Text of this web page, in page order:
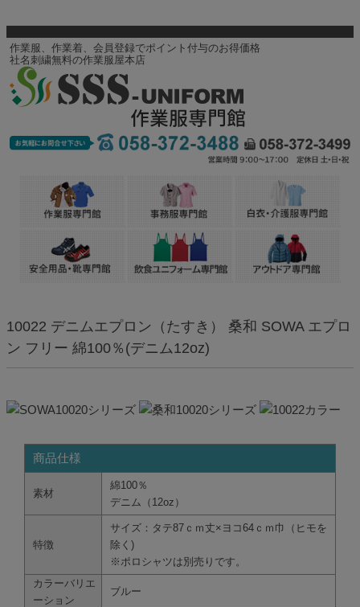
作業服、作業着、会員登録でポイント付与のお得価格
社名刺繍無料の作業服屋本店
10022 デニムエプロン（たすき） 桑和 SOWA エプロ
ン フリー 綿100％(デニム12oz)
商品仕様
素材
綿100％
デニム（12oz）
特徴
サイズ：タテ87ｃｍ丈×ヨコ64ｃｍ巾（ヒモを
除く)
※ポロシャツは別売りです。
カラーバリエ
ーション
ブルー